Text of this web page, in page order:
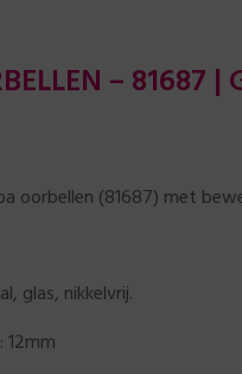
– 81687 |
oorbellen (81687) met
glas, nikkelvrij.